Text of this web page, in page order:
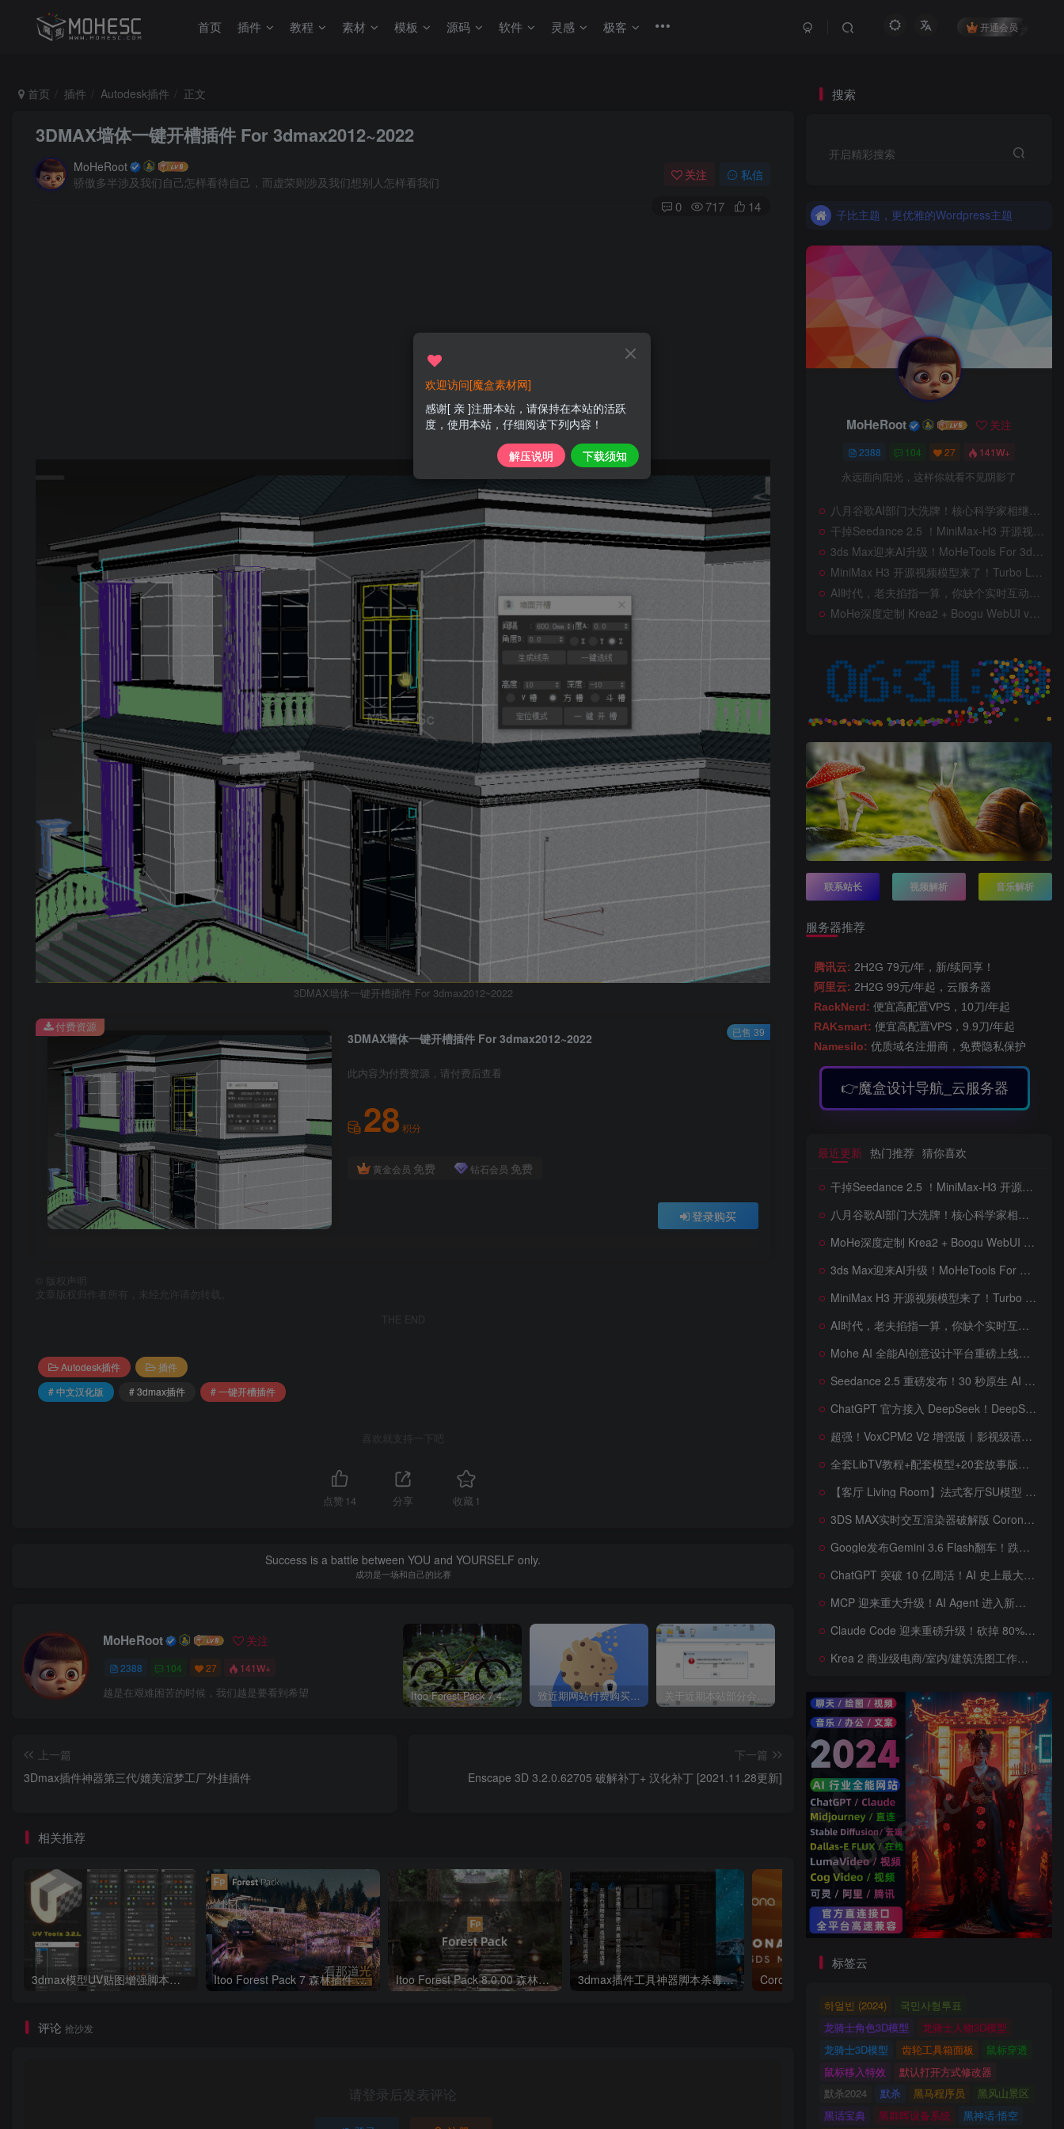
首页 插件 教程 素材 模板 源码 软件 灵感 极客 开通会员
首页 插件 Autodesk插件 正文
3DMAX墙体一键开槽插件 For 3dmax2012~2022
MoHeRoot
骄傲多半涉及我们自己怎样看待自己，而虚荣则涉及我们想别人怎样看我们
关注 私信
0 717 14
3DMAX墙体一键开槽插件 For 3dmax2012~2022
3DMAX墙体一键开槽插件 For 3dmax2012~2022
此内容为付费资源，请付费后查看
28 积分
黄金会员 免费 钻石会员 免费
登录购买
付费资源 已售 39
版权声明
文章版权归作者所有，未经允许请勿转载。
THE END
Autodesk插件
插件
# 中文汉化版
# 3dmax插件 # 一键开槽插件
喜欢就支持一下吧
点赞 14 分享 收藏 1
Success is a battle between YOU and YOURSELF only.
成功是一场和自己的比赛
MoHeRoot 关注
2388 104 27 141W+
越是在艰难困苦的时候，我们越是要看到希望 Itoo Forest Pack 7.4.20 森林插件 For 3DSMAX 2014 ~ 2023 汉化永久版 致近期网站付费购买资源及会员用户后，网页显示依然没有购买解决方法！ 关于近期本站部分会员反馈解压文件解压到一半失败出错的说明 3dmax模型UV贴图增强脚本插件工具UVTools 3.2L 汉化破解版 For 3dmax2014~2023 年底收官巨献，AIGC行业全平台设计工具网站正式上线，助力创作者突破创作瓶颈，开启高效创作之旅[已下线]
上一篇
3Dmax插件神器第三代/媲美渲梦工厂外挂插件
下一篇
Enscape 3D 3.2.0.62705 破解补丁+ 汉化补丁 [2021.11.28更新]
相关推荐
3dmax模型UV贴图增强脚本插件工具UVTools 3.2L 汉化破解版 For 3dmax2014~2023 Itoo Forest Pack 7 森林插件 For 3DSMAX 2014 ~ 2022 官方免费版 Itoo Forest Pack 8.0.00 森林植物散布插件 For 3DSMAX 2014 ~ 2024 汉化永久版 3dmax插件工具神器脚本杀毒软件3dmax一键工具脚本插件渲染工具箱自动杀毒防御
评论 抢沙发
请登录后发表评论
搜索
开启精彩搜索
子比主题，更优雅的Wordpress主题
子比主题，更优雅的Wordpress主题
MoHeRoot 关注
2388 104 27 141W+
永远面向阳光，这样你就看不见阴影了
八月谷歌AI部门大洗牌！核心科学家相继离职后，Gemini体验反而逆袭，智商又占据大脑了，桌面版补齐网页版功能，图片/视频生成全面升级
干掉Seedance 2.5 ！MiniMax-H3 开源视频模型爆火！Turbo LoRA 5倍加速，8G显卡也能跑，工作流详解，低显存也能跑出顶级画质，ComfyUI低显存部署教程来了
3ds Max迎来AI升级！MoHeTools For 3ds Max 2012 ~ 2026 智能工具箱插件发布，支持AI 3D建模、文生图、图生图、效果图生成，全面提升室内设计效率
MiniMax H3 开源视频模型来了！Turbo LoRA 加速最高 350%，12G 显存也能跑，本地部署教程详解
AI时代，老夫掐指一算，你缺个实时互动的 AI 赛博女友！无需 API、完全免费、实时语音互动，零延迟打造专属 AI 数字女友，附本地部署教程！
MoHe深度定制 Krea2 + Boogu WebUI v2.0 重磅发布！专为 AI 室内设计师打造，一键切换定制工作流，彻底告别 ComfyUI 复杂节点，一键生图！
联系站长 视频解析 音乐解析
服务器推荐
腾讯云: 2H2G 79元/年，新/续同享！
阿里云: 2H2G 99元/年起，云服务器
RackNerd: 便宜高配置VPS，10刀/年起
RAKsmart: 便宜高配置VPS，9.9刀/年起
Namesilo: 优质域名注册商，免费隐私保护
👉魔盒设计导航_云服务器
最近更新 热门推荐 猜你喜欢
干掉Seedance 2.5 ！MiniMax-H3 开源视频模型爆火！Turbo LoRA 5倍加速，8G显卡也能跑，工作流详解，低显存也能跑出顶级画质，ComfyUI低显存部署教程来了
八月谷歌AI部门大洗牌！核心科学家相继离职后，Gemini体验反而逆袭，智商又占据大脑了，桌面版补齐网页版功能，图片/视频生成全面升级
MoHe深度定制 Krea2 + Boogu WebUI v2.0 重磅发布！专为 AI 室内设计师打造，一键切换定制工作流，彻底告别 ComfyUI 复杂节点，一键生图！
3ds Max迎来AI升级！MoHeTools For 3ds Max 2012 ~ 2026 智能工具箱插件发布，支持AI 3D建模、文生图、图生图、效果图生成，全面提升室内设计效率
MiniMax H3 开源视频模型来了！Turbo LoRA 加速最高 350%，12G 显存也能跑，本地部署教程详解
AI时代，老夫掐指一算，你缺个实时互动的 AI 赛博女友！无需 API、完全免费、实时语音互动，零延迟打造专属 AI 数字女友，附本地部署教程！
Mohe AI 全能AI创意设计平台重磅上线！一站式AI提示词词库·对话·绘画·画廊·推流AI创意神器与AIGC展示平台系统全面升级！
Seedance 2.5 重磅发布！30 秒原生 AI 视频、50 个多模态参考、原位编辑全上线，告别抽卡盲盒，AI 视频正式进入导演时代！
ChatGPT 官方接入 DeepSeek！DeepSeek V4 Flash 0731 重磅开源发布！AI 编程能力全面升级，支持识图、支持 Responses API，本地部署全攻略！
超强！VoxCPM2 V2 增强版｜影视级语音克隆，音色永久保存，文字转语音+AI声音克隆+方言 + ai语音设计+多人对话 + 字幕全搞定
全套LibTV教程+配套模型+20套故事版参考(含提示词)轻松学会AI短剧制作，全套教程走过路过不要错过想在家里赚钱的就学习起来
【客厅 Living Room】法式客厅SU模型 French-style living room SketchUp model
3DS MAX实时交互渲染器破解版 Corona Render 15 Hotfix 2 For 3ds Max 2018 ~ 2027 Win + 离线材质预设库
Google发布Gemini 3.6 Flash翻车！跌出全球智能榜前十！Google 新模型遭遇口碑争议，附个人一些使用体验——变慢/降智/弱智，Gemini现在真的是一团糟，Google版豆包！
ChatGPT 突破 10 亿周活！AI 史上最大用户奇迹背后，OpenAI 正面对一场百亿美元级商业挑战
MCP 迎来重大升级！AI Agent 进入新纪元，模型上下文协议全面重构，未来 AI 工具生态将被重新定义，AI工具接口进入倒计时开始！
Claude Code 迎来重磅升级！砍掉 80% 系统提示词一键瘦身优化，新增 /doctor 诊断命令，AI 编程效率再次提升
Krea 2 商业级电商/室内/建筑洗图工作流首次公开！三套工作流 + 三档预设 + JSON 反推，RAW、Turbo、Depth、4 倍增强一次学会
标签云
하얼빈 (2024)
국민사형투표
龙骑士角色3D模型
龙骑士人物3D模型
龙骑士3D模型
齿轮工具箱面板
鼠标穿透
鼠标移入特效
默认打开方式修改器
默杀2024
默杀 黑马程序员
黑风山景区
黑话宝典
黑群晖设备系统 黑神话·悟空
欢迎访问[魔盒素材网]
感谢[ 亲 ]注册本站，请保持在本站的活跃
度，使用本站，仔细阅读下列内容！
解压说明 下载须知